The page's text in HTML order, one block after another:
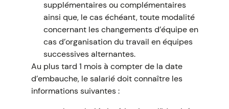
supplémentaires ou complémentaires
ainsi que, le cas échéant, toute modalité
concernant les changements d’équipe en
cas d’organisation du travail en équipes
successives alternantes.
Au plus tard 1 mois à compter de la date
d’embauche, le salarié doit connaître les
informations suivantes :